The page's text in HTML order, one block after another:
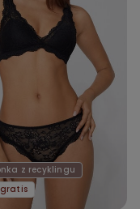
z recyklingu
gratis